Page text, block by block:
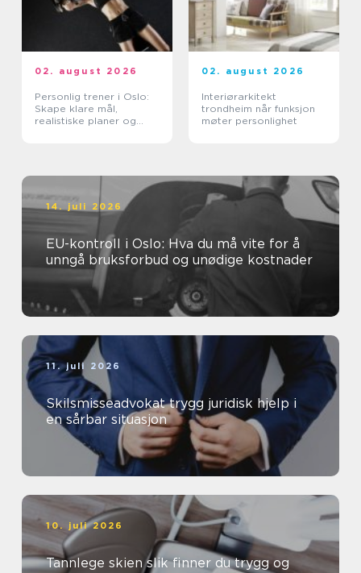
02. august 2026
Personlig trener i Oslo:
Skape klare mål,
realistiske planer og
02. august 2026
Interiørarkitekt
trondheim når funksjon
møter personlighet
14. juli 2026
EU-kontroll i Oslo: Hva du må vite for å
unngå bruksforbud og unødige kostnader
11. juli 2026
Skilsmisseadvokat trygg juridisk hjelp i
en sårbar situasjon
10. juli 2026
Tannlege skien slik finner du trygg og